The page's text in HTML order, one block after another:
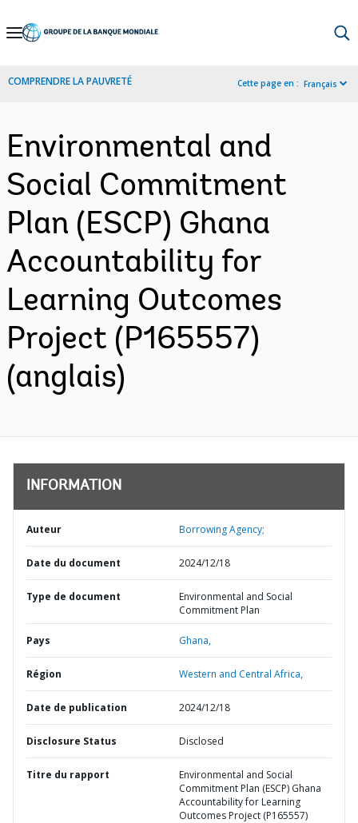
Skip
Navigation
COMPRENDRE LA PAUVRETÉ Cette page en : Français
Environmental and
Social Commitment
Plan (ESCP) Ghana
Accountability for
Learning Outcomes
Project (P165557)
(anglais)
INFORMATION
Auteur Borrowing Agency;
Date du document 2024/12/18
Type de document
Environmental and Social
Commitment Plan
Pays Ghana,
Région Western and Central Africa,
Date de publication 2024/12/18
Disclosure Status Disclosed
Titre du rapport
Environmental and Social
Commitment Plan (ESCP) Ghana
Accountability for Learning
Outcomes Project (P165557)